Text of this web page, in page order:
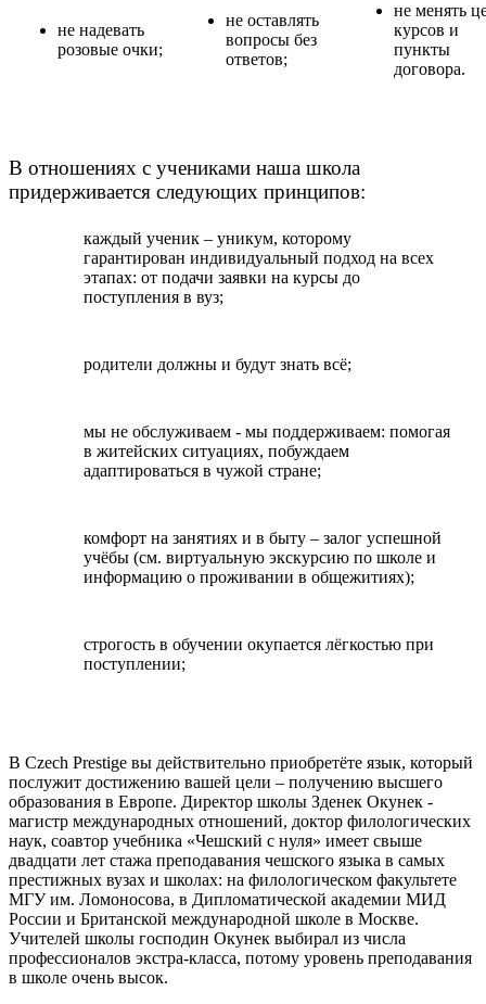
не надевать
розовые очки;
не оставлять
вопросы без
ответов;
не менять
курсов и
пункты
договора.
В отношениях с учениками наша школа
придерживается следующих принципов:
каждый ученик – уникум, которому
гарантирован индивидуальный подход на всех
этапах: от подачи заявки на курсы до
поступления в вуз;
родители должны и будут знать всё;
мы не обслуживаем - мы поддерживаем: помогая
в житейских ситуациях, побуждаем
адаптироваться в чужой стране;
комфорт на занятиях и в быту – залог успешной
учёбы (см. виртуальную экскурсию по школе и
информацию о проживании в общежитиях);
строгость в обучении окупается лёгкостью при
поступлении;
В Czech Prestige вы действительно приобретёте язык, который
послужит достижению вашей цели – получению высшего
образования в Европе. Директор школы Зденек Окунек -
магистр международных отношений, доктор филологических
наук, соавтор учебника «Чешский с нуля» имеет свыше
двадцати лет стажа преподавания чешского языка в самых
престижных вузах и школах: на филологическом факультете
МГУ им. Ломоносова, в Дипломатической академии МИД
России и Британской международной школе в Москве.
Учителей школы господин Окунек выбирал из числа
профессионалов экстра-класса, потому уровень преподавания
в школе очень высок.